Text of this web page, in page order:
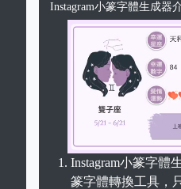
Instagram小篆字體生成器
Instagram小篆字體
篆字體轉換工具，